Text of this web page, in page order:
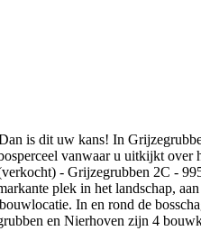
is dit uw kans! In
vanwaar u uitkijkt
- Grijzegrubben 2C -
plek in het landschap,
In en rond de
en Nierhoven zijn 4